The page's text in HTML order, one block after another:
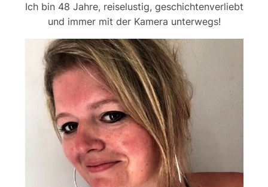
Ich bin 48 Jahre, reiselustig, geschichtenverliebt
und immer mit der Kamera unterwegs!